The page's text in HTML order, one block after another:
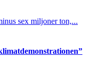
sex miljoner ton,...